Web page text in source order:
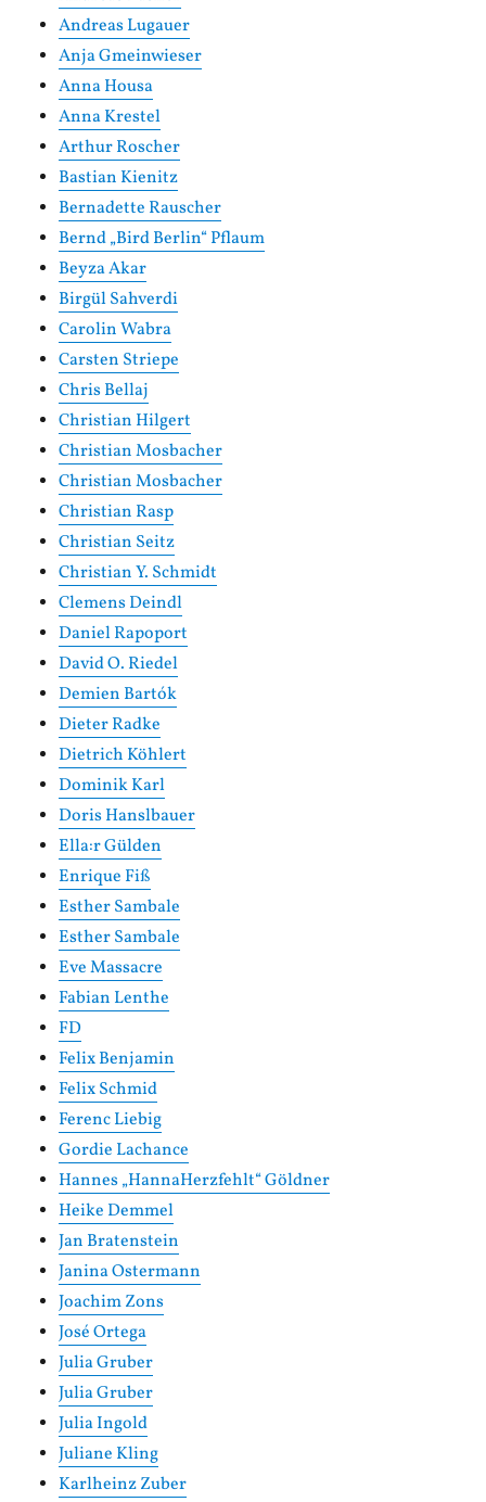
Andreas Lugauer
Anja Gmeinwieser
Anna Housa
Anna Krestel
Arthur Roscher
Bastian Kienitz
Bernadette Rauscher
Bernd „Bird Berlin“ Pflaum
Beyza Akar
Birgül Sahverdi
Carolin Wabra
Carsten Striepe
Chris Bellaj
Christian Hilgert
Christian Mosbacher
Christian Mosbacher
Christian Rasp
Christian Seitz
Christian Y. Schmidt
Clemens Deindl
Daniel Rapoport
David O. Riedel
Demien Bartók
Dieter Radke
Dietrich Köhlert
Dominik Karl
Doris Hanslbauer
Ella:r Gülden
Enrique Fiß
Esther Sambale
Esther Sambale
Eve Massacre
Fabian Lenthe
FD
Felix Benjamin
Felix Schmid
Ferenc Liebig
Gordie Lachance
Hannes „HannaHerzfehlt“ Göldner
Heike Demmel
Jan Bratenstein
Janina Ostermann
Joachim Zons
José Ortega
Julia Gruber
Julia Gruber
Julia Ingold
Juliane Kling
Karlheinz Zuber